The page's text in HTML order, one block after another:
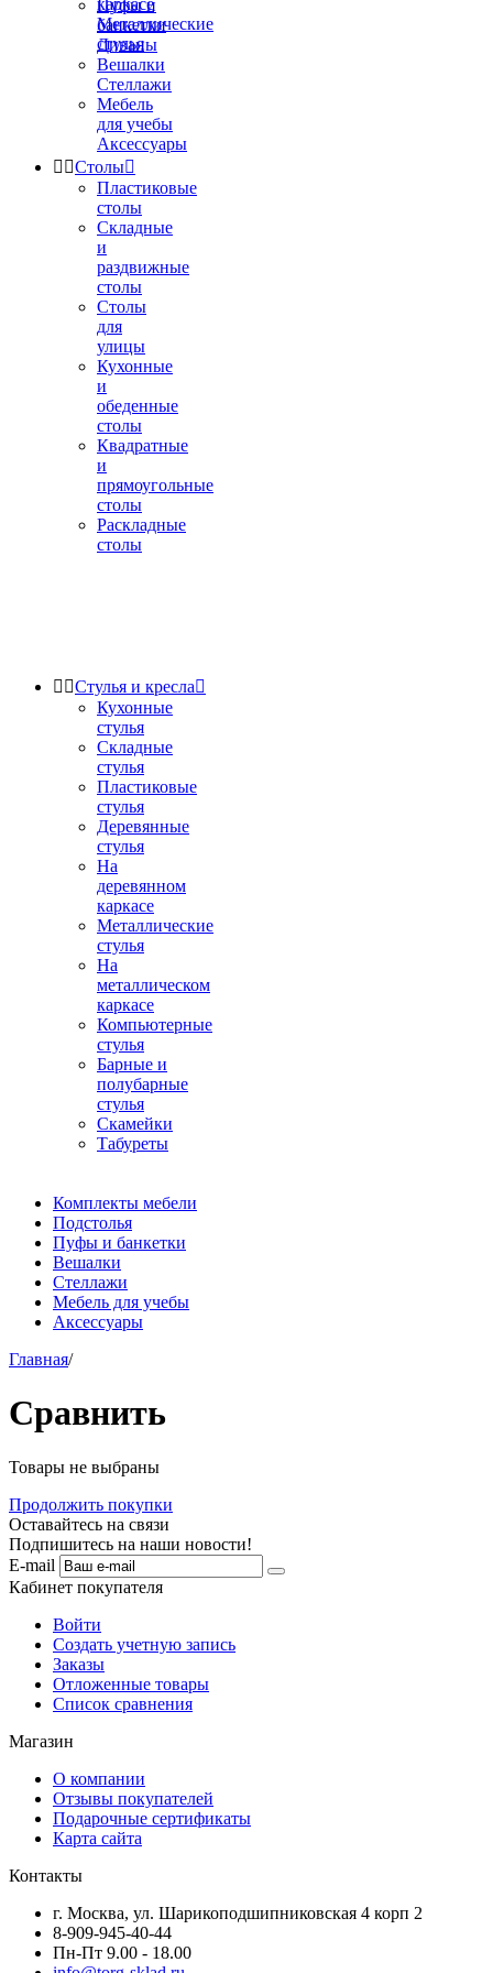
каркасе
Металлические
стулья
Пуфы и
банкетки
Диваны
Вешалки
Стеллажи
Мебель
для учебы
Аксессуары
 Столы
Пластиковые
столы
Складные
и
раздвижные
столы
Столы
для
улицы
Кухонные
и
обеденные
столы
Квадратные
и
прямоугольные
столы
Раскладные
столы
 Стулья и кресла
Кухонные
стулья
Складные
стулья
Пластиковые
стулья
Деревянные
стулья
На
деревянном
каркасе
Металлические
стулья
На
металлическом
каркасе
Компьютерные
стулья
Барные и
полубарные
стулья
Скамейки
Табуреты
Комплекты мебели
Подстолья
Пуфы и банкетки
Вешалки
Стеллажи
Мебель для учебы
Аксессуары
Главная/
Сравнить
Товары не выбраны
Продолжить покупки
Оставайтесь на связи
Подпишитесь на наши новости!
E-mail
Кабинет покупателя
Войти
Создать учетную запись
Заказы
Отложенные товары
Список сравнения
Магазин
О компании
Отзывы покупателей
Подарочные сертификаты
Карта сайта
Контакты
г. Москва, ул. Шарикоподшипниковская 4 корп 2
8-909-945-40-44
Пн-Пт 9.00 - 18.00